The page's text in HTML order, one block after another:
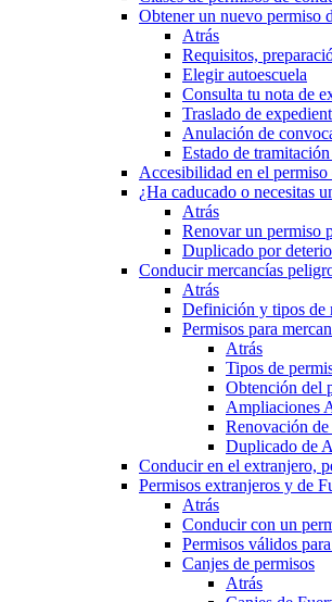
Obtener un nuevo permiso
Atrás
Requisitos,
Elegir autoescuela
Consulta tu nota de
Traslado de
Anulación de
Estado de
Accesibilidad en el
¿Ha caducado o necesitas
Atrás
Renovar un permiso
Duplicado por
Conducir mercancías
Atrás
Definición y tipos de
Permisos para
Atrás
Tipos de
Obtención del
Ampliaciones
Renovación
Duplicado de
Conducir en el extranjero,
Permisos extranjeros y de
Atrás
Conducir con un
Permisos válidos
Canjes de permisos
Atrás